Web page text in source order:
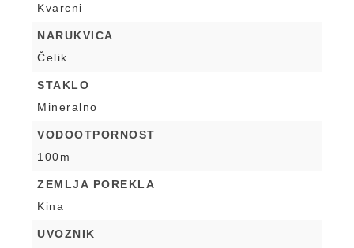
Kvarcni
NARUKVICA
Čelik
STAKLO
Mineralno
VODOOTPORNOST
100m
ZEMLJA POREKLA
Kina
UVOZNIK